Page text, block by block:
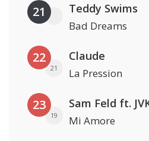
21 Teddy Swims
Bad Dreams
22
21
Claude
La Pression
23
19
Sam Feld ft.
Mi Amore